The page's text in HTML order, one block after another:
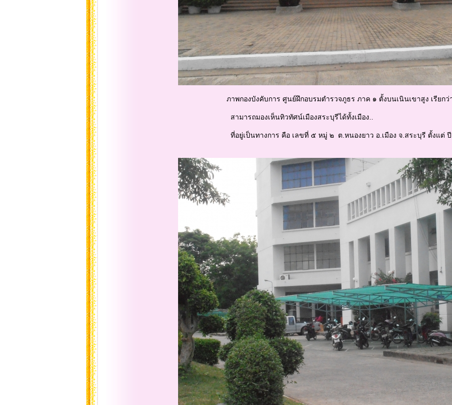
ภาพกองบังคับการ ศูนย์ฝึกอบรมตำรวจภูธร ภาค ๑ ตั้งบนเนินเขาสูง เรียกว่า
สามารถมองเห็นทิวทัศน์เมืองสระบุรีได้ทั้งเมือง..
ที่อยู่เป็นทางการ คือ เลขที่ ๕ หมู่ ๒ ต.หนองยาว อ.เมือง จ.สระบุรี ตั้งแต่ ปี